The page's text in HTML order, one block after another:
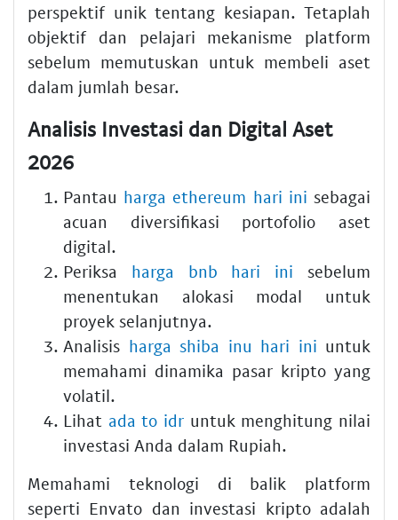
perspektif unik tentang kesiapan. Tetaplah
objektif dan pelajari mekanisme platform
sebelum memutuskan untuk membeli aset
dalam jumlah besar.
Analisis Investasi dan Digital Aset
2026
Pantau harga ethereum hari ini sebagai
acuan diversifikasi portofolio aset
digital.
Periksa harga bnb hari ini sebelum
menentukan alokasi modal untuk
proyek selanjutnya.
Analisis harga shiba inu hari ini untuk
memahami dinamika pasar kripto yang
volatil.
Lihat ada to idr untuk menghitung nilai
investasi Anda dalam Rupiah.
Memahami teknologi di balik platform
seperti Envato dan investasi kripto adalah